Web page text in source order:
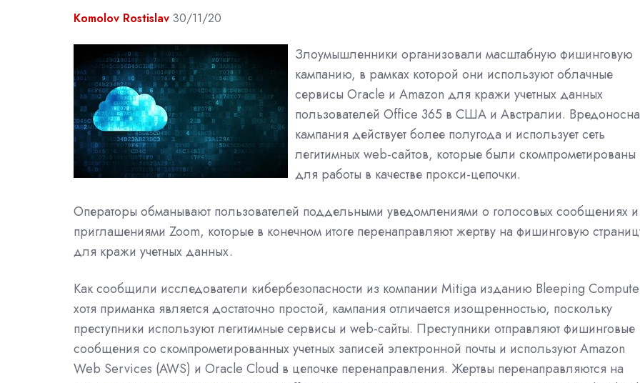
Komolov Rostislav 30/11/20
Злоумышленники организовали масштабную фишинговую
кампанию, в рамках которой они используют облачные
сервисы Oracle и Amazon для кражи учетных данных
пользователей Office 365 в США и Австралии.
кампания действует более полугода и использует сеть
легитимных web-сайтов, которые были скомпрометированы
для работы в качестве прокси-цепочки.
Операторы обманывают пользователей поддельными уведомлениями о голосовых сообщениях и
приглашениями Zoom, которые в конечном итоге перенаправляют жертву на фишинговую
для кражи учетных данных.
Как сообщили исследователи кибербезопасности из компании Mitiga изданию Bleeping
хотя приманка является достаточно простой, кампания отличается изощренностью, поскольку
преступники используют легитимные сервисы и web-сайты. Преступники отправляют фишинговые
сообщения со скомпрометированных учетных записей электронной почты и используют Amazon
Web Services (AWS) и Oracle Cloud в цепочке перенаправления. Жертвы перенаправляются на